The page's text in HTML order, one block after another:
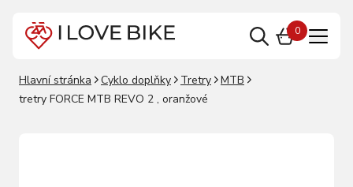
0
Hlavní stránka Cyklo doplňky Tretry
MTB
tretry FORCE MTB REVO 2 , oranžové